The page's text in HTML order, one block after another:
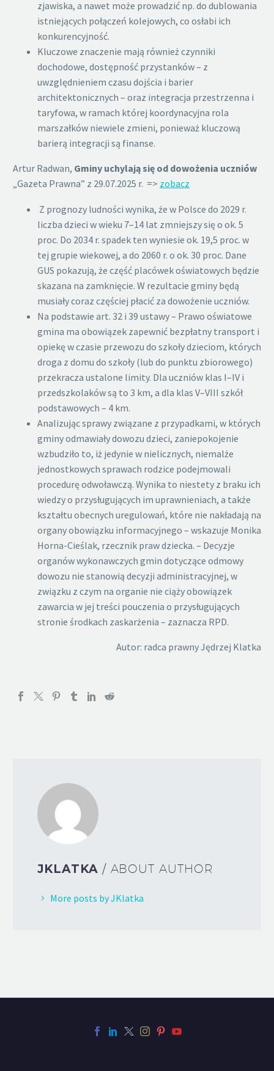
zjawiska, a nawet może prowadzić np. do dublowania
istniejących połączeń kolejowych, co osłabi ich
konkurencyjność.
Kluczowe znaczenie mają również czynniki
dochodowe, dostępność przystanków – z
uwzględnieniem czasu dojścia i barier
architektonicznych – oraz integracja przestrzenna i
taryfowa, w ramach której koordynacyjna rola
marszałków niewiele zmieni, ponieważ kluczową
barierą integracji są finanse.
Artur Radwan, Gminy uchylają się od dowożenia uczniów
„Gazeta Prawna” z 29.07.2025 r. => zobacz
Z prognozy ludności wynika, że w Polsce do 2029 r.
liczba dzieci w wieku 7–14 lat zmniejszy się o ok. 5
proc. Do 2034 r. spadek ten wyniesie ok. 19,5 proc. w
tej grupie wiekowej, a do 2060 r. o ok. 30 proc. Dane
GUS pokazują, że część placówek oświatowych będzie
skazana na zamknięcie. W rezultacie gminy będą
musiały coraz częściej płacić za dowożenie uczniów.
Na podstawie art. 32 i 39 ustawy – Prawo oświatowe
gmina ma obowiązek zapewnić bezpłatny transport i
opiekę w czasie przewozu do szkoły dzieciom, których
droga z domu do szkoły (lub do punktu zbiorowego)
przekracza ustalone limity. Dla uczniów klas I–IV i
przedszkolaków są to 3 km, a dla klas V–VIII szkół
podstawowych – 4 km.
Analizując sprawy związane z przypadkami, w których
gminy odmawiały dowozu dzieci, zaniepokojenie
wzbudziło to, iż jedynie w nielicznych, niemalże
jednostkowych sprawach rodzice podejmowali
procedurę odwoławczą. Wynika to niestety z braku ich
wiedzy o przysługujących im uprawnieniach, a także
kształtu obecnych uregulowań, które nie nakładają na
organy obowiązku informacyjnego – wskazuje Monika
Horna-Cieślak, rzecznik praw dziecka. – Decyzje
organów wykonawczych gmin dotyczące odmowy
dowozu nie stanowią decyzji administracyjnej, w
związku z czym na organie nie ciąży obowiązek
zawarcia w jej treści pouczenia o przysługujących
stronie środkach zaskarżenia – zaznacza RPD.
Autor: radca prawny Jędrzej Klatka
JKLATKA / ABOUT AUTHOR
More posts by JKlatka